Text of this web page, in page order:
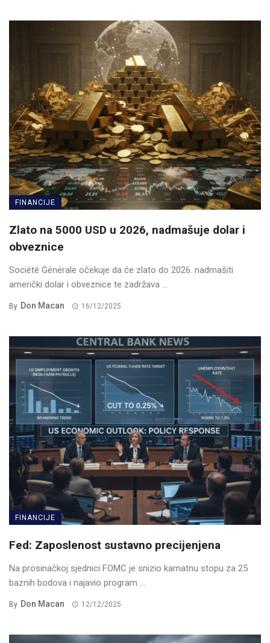
FINANCIJE
Zlato na 5000 USD u 2026, nadmašuje dolar i
obveznice
Société Générale očekuje da će zlato do 2026. nadmašiti
američki dolar i obveznice te zadržava ...
By Don Macan 16/12/2025
FINANCIJE
Fed: Zaposlenost sustavno precijenjena
Na prosinačkoj sjednici FOMC je snizio kamatnu stopu za 25
baznih bodova i najavio program ...
By Don Macan 12/12/2025